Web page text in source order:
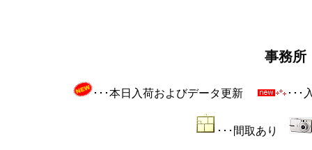
事務所
･･･本日入荷およびデータ更新 ･･･
･･･間取あり